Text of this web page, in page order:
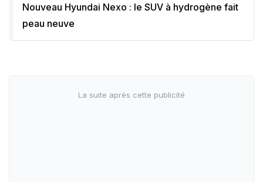
Nouveau Hyundai Nexo : le SUV à hydrogène fait
peau neuve